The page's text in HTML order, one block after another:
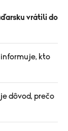
vrátili do
informuje, kto
dôvod, prečo